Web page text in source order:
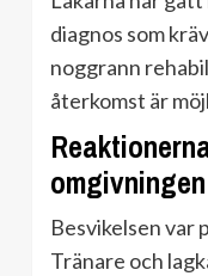
diagnos som
noggrann
återkomst är
omgivningen
Besvikelsen var
Tränare och